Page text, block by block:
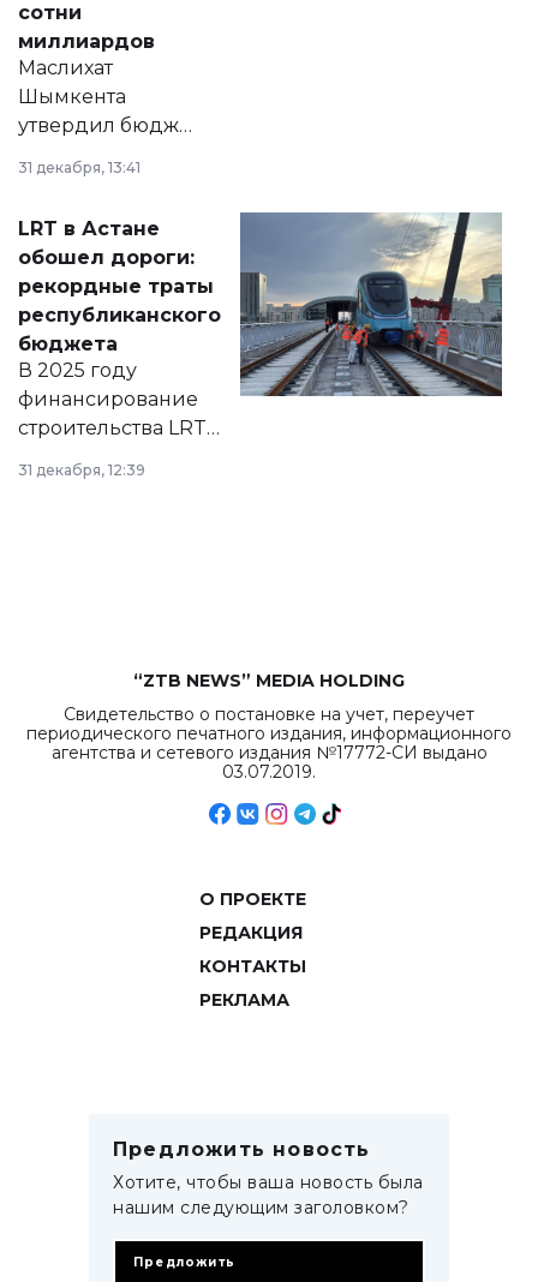
сотни
миллиардов
Маслихат
Шымкента
утвердил бюджет
города на 2026–
2028 годы.
документ
появился в базе
нормативных
правовых актов и
на сайте маслихат
города.
31 декабря, 13:41
LRT в Астане
обошел дороги:
рекордные траты
республиканского
бюджета
В 2025 году
финансирование
строительства LRT
в Астане из
республиканского
31 декабря, 12:39
“ZTB NEWS” MEDIA HOLDING
Свидетельство о постановке на учет, переучет
периодического печатного издания, информационного
агентства и сетевого издания №17772-СИ выдано
03.07.2019.
О ПРОЕКТЕ
РЕДАКЦИЯ
КОНТАКТЫ
РЕКЛАМА
Предложить новость
Хотите, чтобы ваша новость была
нашим следующим заголовком?
Предложить